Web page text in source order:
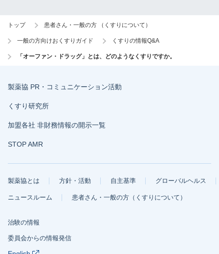
トップ 患者さん・一般の方 （くすりについて）
一般の方向けおくすりガイド くすりの情報Q&A
「オーファン・ドラッグ」とは、どのようなくすりですか。
製薬協 PR・コミュニケーション活動
くすり研究所
加盟各社 非財務情報の開示一覧
STOP AMR
製薬協とは 方針・活動 自主基準 グローバルヘルス
ニュースルーム 患者さん・一般の方（くすりについて）
治験の情報
委員会からの情報発信